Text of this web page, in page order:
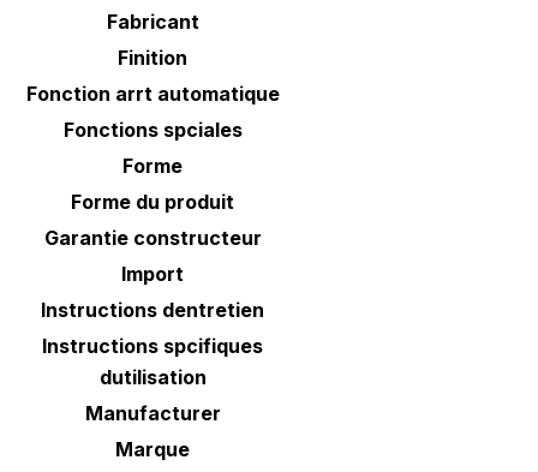
Fabricant
Finition
Fonction arrt automatique
Fonctions spciales
Forme
Forme du produit
Garantie constructeur
Import
Instructions dentretien
Instructions spcifiques
dutilisation
Manufacturer
Marque